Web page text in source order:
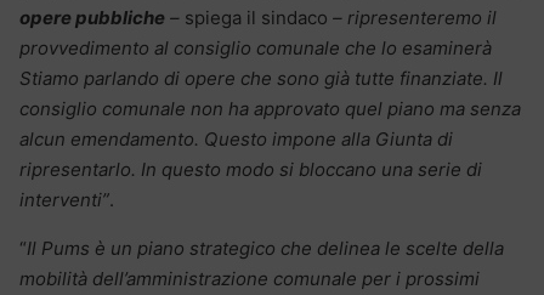
opere pubbliche – spiega il sindaco – ripresenteremo il
provvedimento al consiglio comunale che lo esaminerà
Stiamo parlando di opere che sono già tutte finanziate. Il
consiglio comunale non ha approvato quel piano ma senza
alcun emendamento. Questo impone alla Giunta di
ripresentarlo. In questo modo si bloccano una serie di
interventi”.
“Il Pums è un piano strategico che delinea le scelte della
mobilità dell’amministrazione comunale per i prossimi